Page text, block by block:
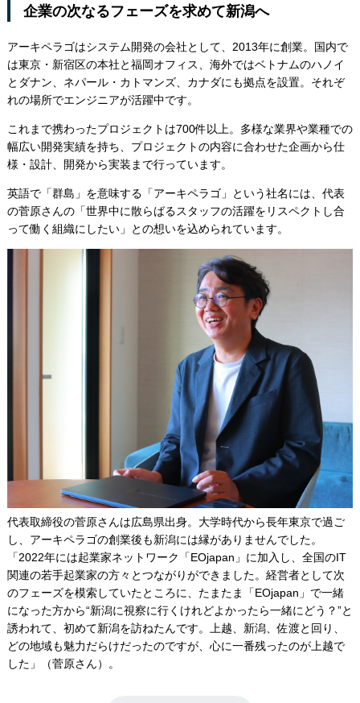
企業の次なるフェーズを求めて新潟へ
アーキペラゴはシステム開発の会社として、2013年に創業。国内で
は東京・新宿区の本社と福岡オフィス、海外ではベトナムのハノイ
とダナン、ネパール・カトマンズ、カナダにも拠点を設置。それぞ
れの場所でエンジニアが活躍中です。
これまで携わったプロジェクトは700件以上。多様な業界や業種での
幅広い開発実績を持ち、プロジェクトの内容に合わせた企画から仕
様・設計、開発から実装まで行っています。
英語で「群島」を意味する「アーキペラゴ」という社名には、代表
の菅原さんの「世界中に散らばるスタッフの活躍をリスペクトし合
って働く組織にしたい」との想いを込められています。
代表取締役の菅原さんは広島県出身。大学時代から長年東京で過ご
し、アーキペラゴの創業後も新潟には縁がありませんでした。
「2022年には起業家ネットワーク「EOjapan」に加入し、全国のIT
関連の若手起業家の方々とつながりができました。経営者として次
のフェーズを模索していたところに、たまたま「EOjapan」で一緒
になった方から“新潟に視察に行くけれどよかったら一緒にどう？”と
誘われて、初めて新潟を訪ねたんです。上越、新潟、佐渡と回り、
どの地域も魅力だらけだったのですが、心に一番残ったのが上越で
した」（菅原さん）。